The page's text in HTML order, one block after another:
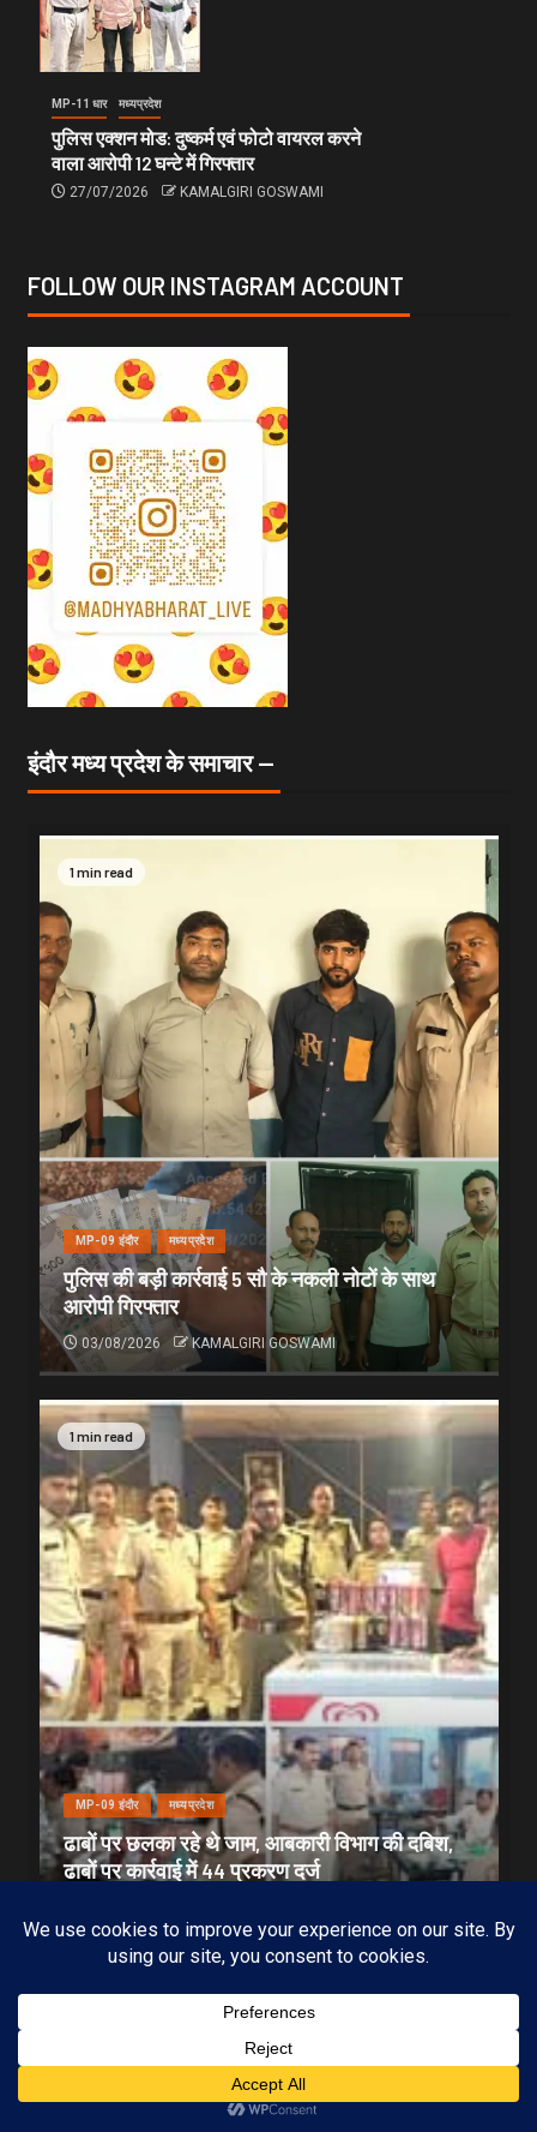
MP-11 धार मध्यप्रदेश
पुलिस एक्शन मोड: दुष्कर्म एवं फोटो वायरल करने
वाला आरोपी 12 घन्टे में गिरफ्तार
27/07/2026 KAMALGIRI GOSWAMI
FOLLOW OUR INSTAGRAM ACCOUNT
इंदौर मध्य प्रदेश के समाचार —
1 min read
MP-09 इंदौर मध्यप्रदेश
पुलिस की बड़ी कार्रवाई 5 सौ के नकली नोटों के साथ
आरोपी गिरफ्तार
03/08/2026 KAMALGIRI GOSWAMI
1 min read
MP-09 इंदौर मध्यप्रदेश
ढाबों पर छलका रहे थे जाम, आबकारी विभाग की दबिश,
ढाबों पर कार्रवाई में 44 प्रकरण दर्ज